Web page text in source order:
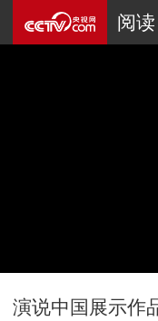
阅读
演说中国展示作